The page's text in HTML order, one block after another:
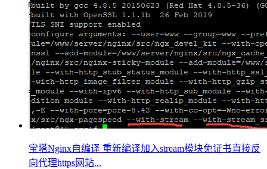
宝塔Nginx自编译 重新编译加入stream模块免证书直接反
向代理https网站...